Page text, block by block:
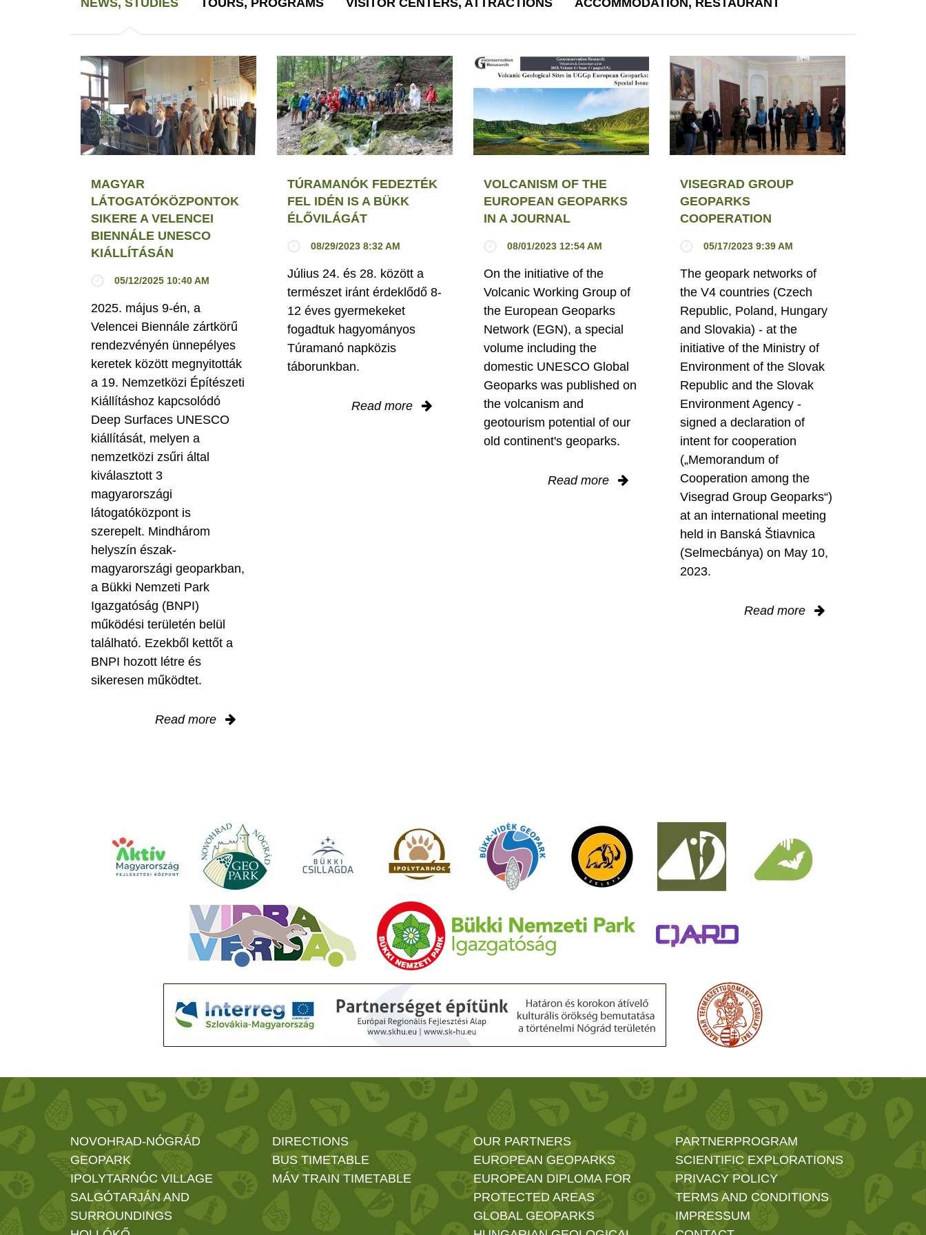
NEWS, STUDIES TOURS, PROGRAMS VISITOR CENTERS, ATTRACTIONS ACCOMMODATION, RESTAURANT
MAGYAR
LÁTOGATÓKÖZPONTOK
SIKERE A VELENCEI
BIENNÁLE UNESCO
KIÁLLÍTÁSÁN
05/12/2025 10:40 AM
2025. május 9-én, a
Velencei Biennále zártkörű
rendezvényén ünnepélyes
keretek között megnyitották
a 19. Nemzetközi Építészeti
Kiállításhoz kapcsolódó
Deep Surfaces UNESCO
kiállítását, melyen a
nemzetközi zsűri által
kiválasztott 3
magyarországi
látogatóközpont is
szerepelt. Mindhárom
helyszín észak-
magyarországi geoparkban,
a Bükki Nemzeti Park
Igazgatóság (BNPI)
működési területén belül
található. Ezekből kettőt a
BNPI hozott létre és
sikeresen működtet.
Read more
TÚRAMANÓK FEDEZTÉK
FEL IDÉN IS A BÜKK
ÉLŐVILÁGÁT
08/29/2023 8:32 AM
Július 24. és 28. között a
természet iránt érdeklődő 8-
12 éves gyermekeket
fogadtuk hagyományos
Túramanó napközis
táborunkban.
Read more
VOLCANISM OF THE
EUROPEAN GEOPARKS
IN A JOURNAL
08/01/2023 12:54 AM
On the initiative of the
Volcanic Working Group of
the European Geoparks
Network (EGN), a special
volume including the
domestic UNESCO Global
Geoparks was published on
the volcanism and
geotourism potential of our
old continent's geoparks.
Read more
VISEGRAD GROUP
GEOPARKS
COOPERATION
05/17/2023 9:39 AM
The geopark networks of
the V4 countries (Czech
Republic, Poland, Hungary
and Slovakia) - at the
initiative of the Ministry of
Environment of the Slovak
Republic and the Slovak
Environment Agency -
signed a declaration of
intent for cooperation
(„Memorandum of
Cooperation among the
Visegrad Group Geoparks“)
at an international meeting
held in Banská Štiavnica
(Selmecbánya) on May 10,
2023.
Read more
NOVOHRAD-NÓGRÁD
GEOPARK
IPOLYTARNÓC VILLAGE
SALGÓTARJÁN AND
SURROUNDINGS
DIRECTIONS
BUS TIMETABLE
MÁV TRAIN TIMETABLE
OUR PARTNERS
EUROPEAN GEOPARKS
EUROPEAN DIPLOMA FOR
PROTECTED AREAS
GLOBAL GEOPARKS
PARTNERPROGRAM
SCIENTIFIC EXPLORATIONS
PRIVACY POLICY
TERMS AND CONDITIONS
IMPRESSUM